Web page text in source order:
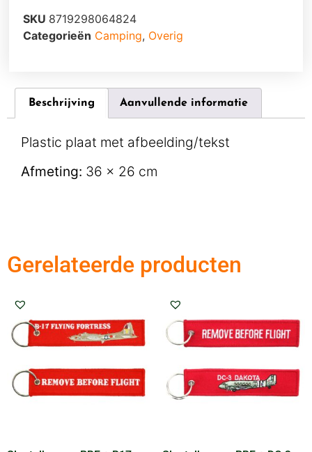
SKU 8719298064824
Categorieën Camping, Overig
Beschrijving Aanvullende informatie
Plastic plaat met afbeelding/tekst
Afmeting: 36 x 26 cm
Gerelateerde producten